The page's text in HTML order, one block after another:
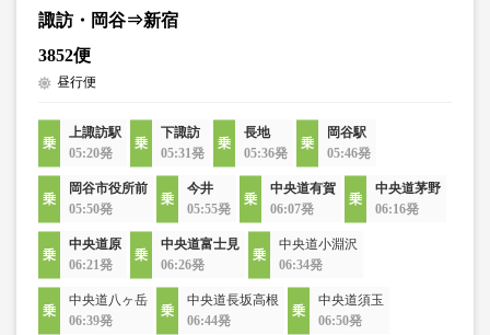
諏訪・岡谷⇒新宿
3852便
昼行便
上諏訪駅
05:20発
下諏訪
05:31発
長地
05:36発
岡谷駅
05:46発
岡谷市役所前
05:50発
今井
05:55発
中央道有賀
06:07発
中央道茅野
06:16発
中央道原
06:21発
中央道富士見
06:26発
中央道小淵沢
06:34発
中央道八ヶ岳
06:39発
中央道長坂高根
06:44発
中央道須玉
06:50発